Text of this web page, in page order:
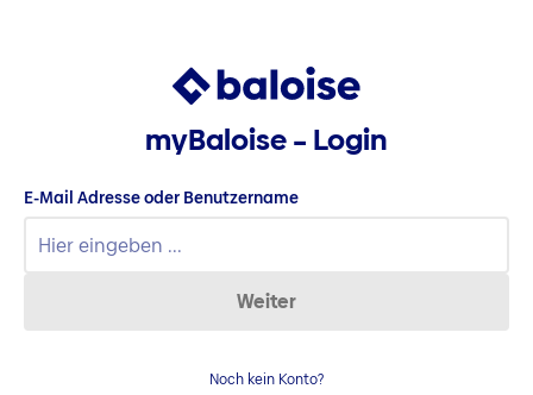
myBaloise – Login
E-Mail Adresse oder Benutzername
Weiter
Noch kein Konto?